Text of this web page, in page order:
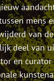
mens
van
deel van
en